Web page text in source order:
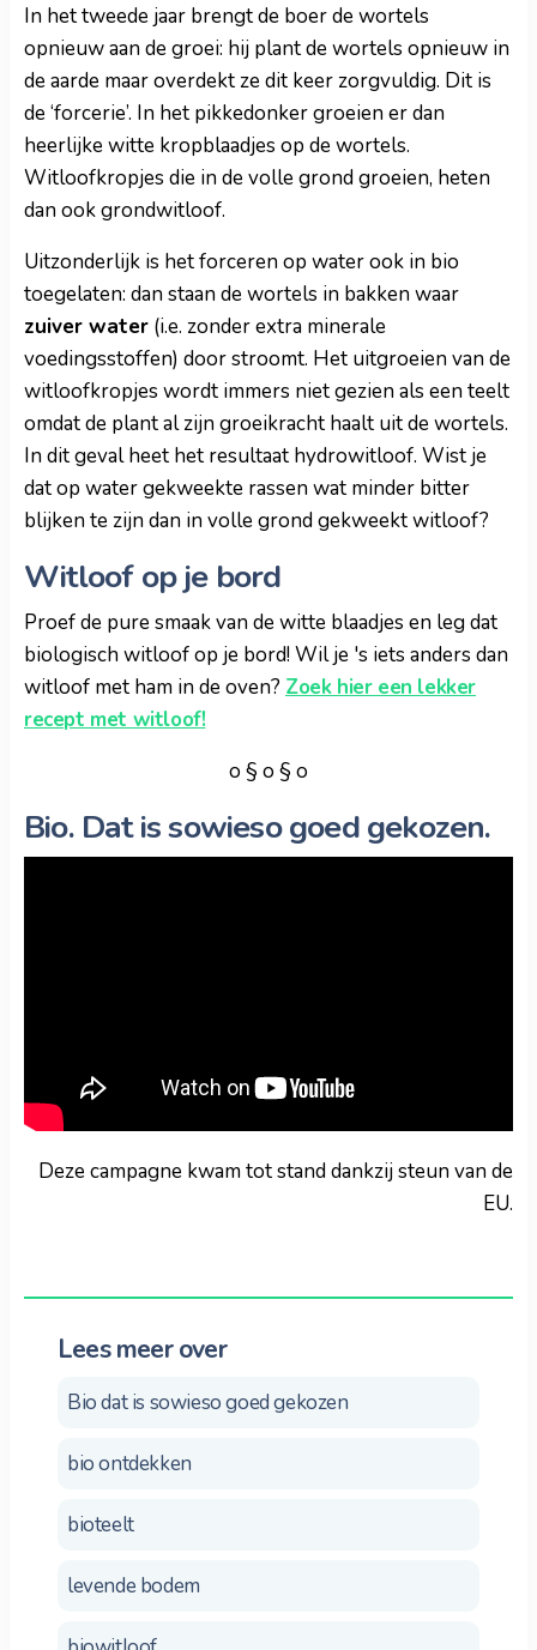
In het tweede jaar brengt de boer de wortels
opnieuw aan de groei: hij plant de wortels opnieuw in
de aarde maar overdekt ze dit keer zorgvuldig. Dit is
de ‘forcerie’. In het pikkedonker groeien er dan
heerlijke witte kropblaadjes op de wortels.
Witloofkropjes die in de volle grond groeien, heten
dan ook grondwitloof.
Uitzonderlijk is het forceren op water ook in bio
toegelaten: dan staan de wortels in bakken waar
zuiver water (i.e. zonder extra minerale
voedingsstoffen) door stroomt. Het uitgroeien van de
witloofkropjes wordt immers niet gezien als een teelt
omdat de plant al zijn groeikracht haalt uit de wortels.
In dit geval heet het resultaat hydrowitloof. Wist je
dat op water gekweekte rassen wat minder bitter
blijken te zijn dan in volle grond gekweekt witloof?
Witloof op je bord
Proef de pure smaak van de witte blaadjes en leg dat
biologisch witloof op je bord! Wil je 's iets anders dan
witloof met ham in de oven? Zoek hier een lekker
recept met witloof!
o § o § o
Bio. Dat is sowieso goed gekozen.
Deze campagne kwam tot stand dankzij steun van de
EU.
Lees meer over
Bio dat is sowieso goed gekozen
bio ontdekken
bioteelt
levende bodem